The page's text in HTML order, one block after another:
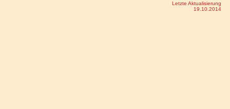
Letzte Aktualisierung
19.10.2014